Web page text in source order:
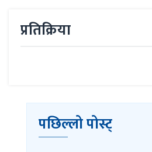
प्रतिक्रिया
पछिल्लो पोस्ट्